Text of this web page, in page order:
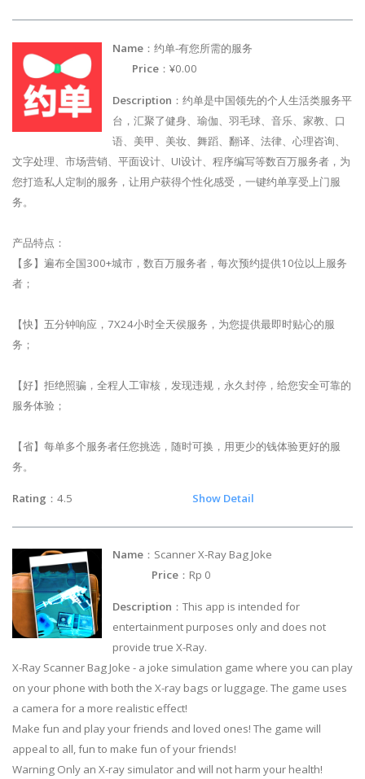
Name ：约单-有您所需的服务
Price ：¥0.00
Description ：约单是中国领先的个人生活类服务平
台，汇聚了健身、瑜伽、羽毛球、音乐、家教、口
语、美甲、美妆、舞蹈、翻译、法律、心理咨询、
文字处理、市场营销、平面设计、UI设计、程序编写等数百万服务者，为
您打造私人定制的服务，让用户获得个性化感受，一键约单享受上门服
务。
产品特点：
【多】遍布全国300+城市，数百万服务者，每次预约提供10位以上服务
者；
【快】五分钟响应，7X24小时全天侯服务，为您提供最即时贴心的服
务；
【好】拒绝照骗，全程人工审核，发现违规，永久封停，给您安全可靠的
服务体验；
【省】每单多个服务者任您挑选，随时可换，用更少的钱体验更好的服
务。
Rating ：4.5 Show Detail
Name ：Scanner X-Ray Bag Joke
Price ：Rp 0
Description ：This app is intended for
entertainment purposes only and does not
provide true X-Ray.
X-Ray Scanner Bag Joke - a joke simulation game where you can play
on your phone with both the X-ray bags or luggage. The game uses
a camera for a more realistic effect!
Make fun and play your friends and loved ones! The game will
appeal to all, fun to make fun of your friends!
Warning Only an X-ray simulator and will not harm your health!